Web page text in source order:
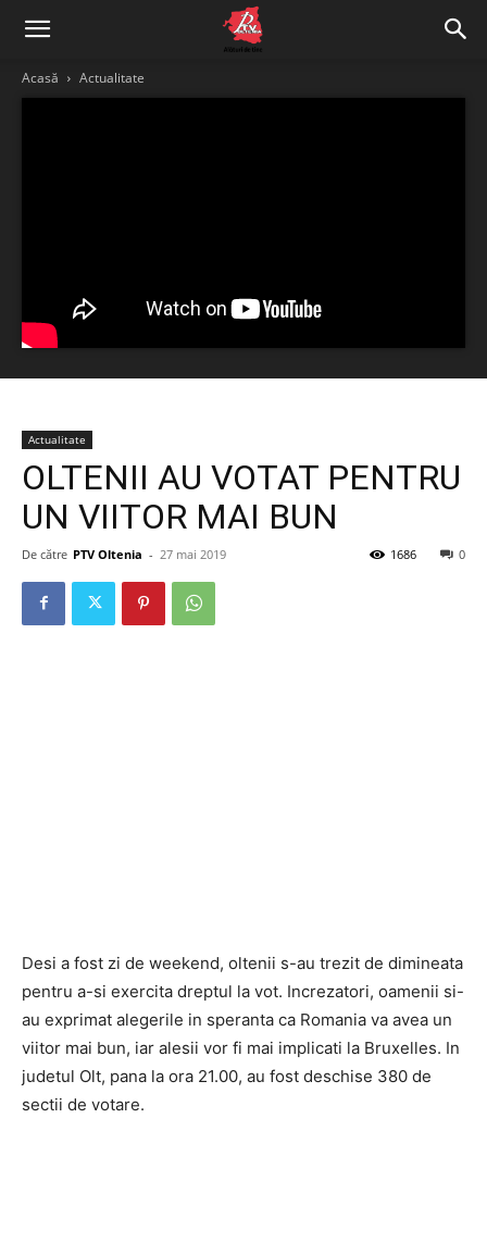
Acasă Actualitate
Actualitate
OLTENII AU VOTAT PENTRU
UN VIITOR MAI BUN
De către PTV Oltenia - 27 mai 2019 0
1686
Desi a fost zi de weekend, oltenii s-au trezit de dimineata
pentru a-si exercita dreptul la vot. Increzatori, oamenii si-
au exprimat alegerile in speranta ca Romania va avea un
viitor mai bun, iar alesii vor fi mai implicati la Bruxelles. In
judetul Olt, pana la ora 21.00, au fost deschise 380 de
sectii de votare.